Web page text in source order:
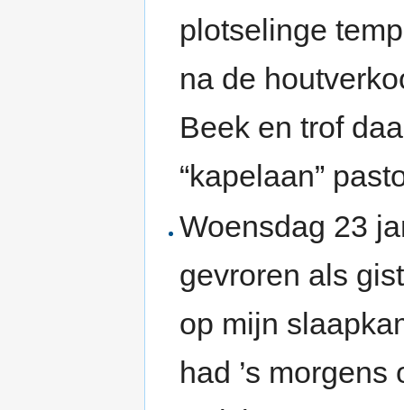
plotselinge
na de
Beek en trof
“kapelaan”
Woensdag 23
gevroren als
op mijn
had ’s